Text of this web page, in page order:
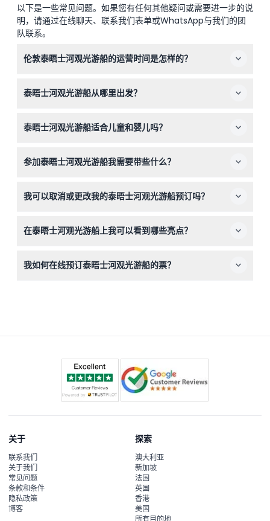
以下是一些常见问题。如果您有任何其他疑问或需要进一步的说
明，请通过在线聊天、联系我们表单或WhatsApp与我们的团
队联系。
伦敦泰晤士河观光游船的运营时间是怎样的？
左右一班（具体时间可能会有变动——请在预订时确认）。
泰晤士河观光游船从哪里出发？
头、节日码头、银行站码头和格林尼治码头，您可以灵活选
泰晤士河观光游船适合儿童和婴儿吗？
费成人陪同，16岁及以上的乘客需购买成人票价。
参加泰晤士河观光游船我需要带些什么？
意部分座位在户外，船上禁止吸烟和饮酒。
我可以取消或更改我的泰晤士河观光游船预订吗？
确的日期和时间。
在泰晤士河观光游船上我可以看到哪些亮点？
于这些景点历史和重要性的详细解说。
我如何在线预订泰晤士河观光游船的票？
关于
联系我们
关于我们
常见问题
条款和条件
隐私政策
博客
探索
澳大利亚
新加坡
法国
英国
香港
美国
所有目的地